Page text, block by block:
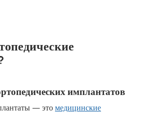
имплантатов
— это медицинские